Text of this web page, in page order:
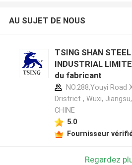
AU SUJET DE NOUS
TSING SHAN STEEL
INDUSTRIAL
du fabricant
NO.288,Youyi Road
Dristrict , Wuxi,
CHINE
5.0
Fournisseur
Regardez